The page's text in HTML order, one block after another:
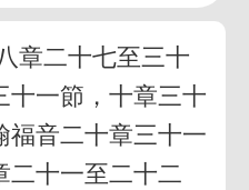
章二十七至三十
十一節，十章三十
福音二十章三十一
二十一至二十二